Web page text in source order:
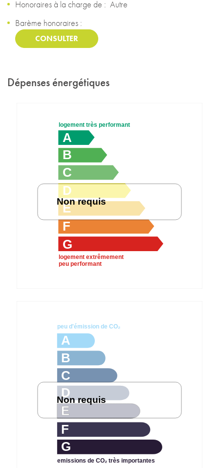
Honoraires à la charge de : Autre
Barème honoraires :
CONSULTER
Dépenses énergétiques
A
B
C
D
E
F
G
logement très performant
logement extrêmement
peu performant
Non requis
A
B
C
D
E
F
G
emissions de CO₂ très importantes
peu d'émission de CO₂
Non requis